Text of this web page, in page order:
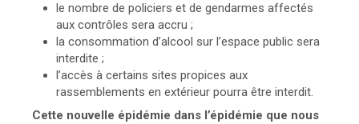
le nombre de policiers et de gendarmes affectés
aux contrôles sera accru ;
la consommation d’alcool sur l’espace public sera
interdite ;
l’accès à certains sites propices aux
rassemblements en extérieur pourra être interdit.
Cette nouvelle épidémie dans l’épidémie que nous